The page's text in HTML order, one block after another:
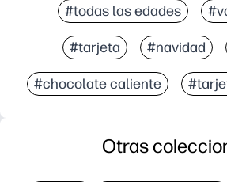
#todas las edades
#tarjeta #navidad
#chocolate caliente
Otras